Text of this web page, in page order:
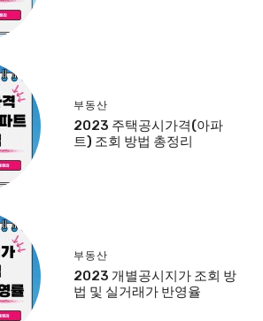
부동산
2023 주택공시가격(아파
트) 조회 방법 총정리
부동산
2023 개별공시지가 조회 방
법 및 실거래가 반영율